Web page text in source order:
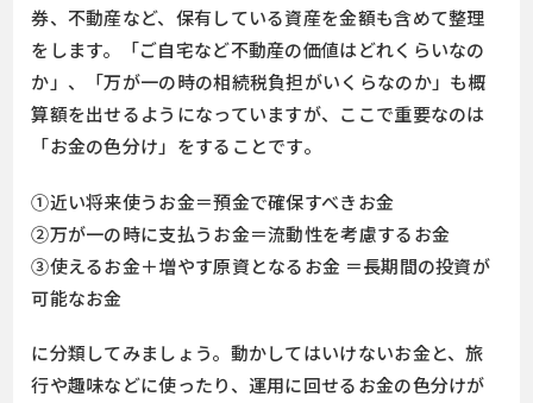
券、不動産など、保有している資産を金額も含めて整理
をします。「ご自宅など不動産の価値はどれくらいなの
か」、「万が一の時の相続税負担がいくらなのか」も概
算額を出せるようになっていますが、ここで重要なのは
「お金の色分け」をすることです。
①近い将来使うお金＝預金で確保すべきお金
②万が一の時に支払うお金＝流動性を考慮するお金
③使えるお金＋増やす原資となるお金 ＝長期間の投資が
可能なお金
に分類してみましょう。動かしてはいけないお金と、旅
行や趣味などに使ったり、運用に回せるお金の色分けが